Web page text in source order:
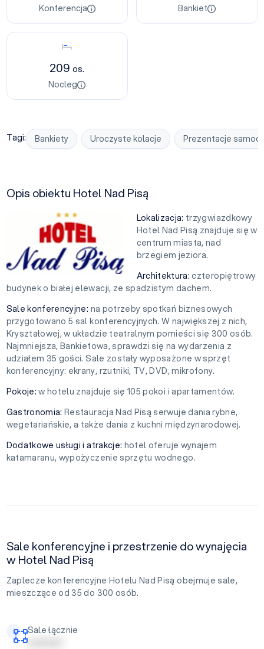
Konferencja Bankiet
Nocleg
209os.
Nocleg
Tagi: Bankiety Uroczyste kolacje Prezentacje
Opis obiektu Hotel Nad Pisą
Lokalizacja: trzygwiazdkowy
Hotel Nad Pisą znajduje się w
centrum miasta, nad
brzegiem jeziora.
Architektura: czteropiętrowy
budynek o białej elewacji, ze spadzistym dachem.
Sale konferencyjne: na potrzeby spotkań biznesowych
przygotowano 5 sal konferencyjnych. W największej z nich,
Kryształowej, w układzie teatralnym pomieści się 300 osób.
Najmniejsza, Bankietowa, sprawdzi się na wydarzenia z
udziałem 35 gości. Sale zostały wyposażone w sprzęt
konferencyjny: ekrany, rzutniki, TV, DVD, mikrofony.
Pokoje:w hotelu znajduje się 105 pokoi i apartamentów.
Gastronomia:Restauracja Nad Pisą serwuje dania rybne,
wegetariańskie, a także dania z kuchni międzynarodowej.
Dodatkowe usługi i atrakcje: hotel oferuje wynajem
katamaranu, wypożyczenie sprzętu wodnego.
Sale konferencyjne i przestrzenie do wynajęcia
w Hotel Nad Pisą
Zaplecze konferencyjne Hotelu Nad Pisą obejmuje sale,
mieszczące od 35 do 300 osób.
Sale łącznie
| | | | | | | | | |